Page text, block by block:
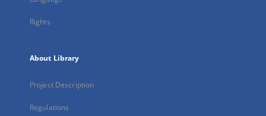
Rights
About Library
Project Description
Regulations